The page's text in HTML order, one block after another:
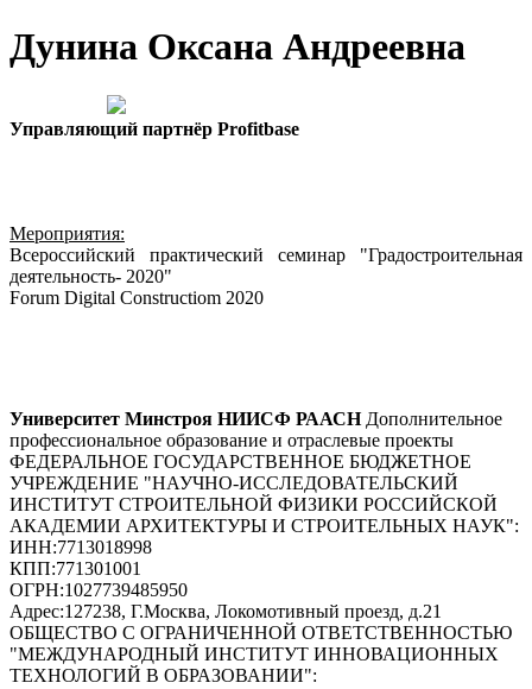
Дунина Оксана Андреевна
Управляющий партнёр Profitbase
Мероприятия:
Всероссийский практический семинар "Градостроительная
деятельность- 2020"
Forum Digital Constructiom 2020
Университет Минстроя НИИСФ РААСН Дополнительное
профессиональное образование и отраслевые проекты
ФЕДЕРАЛЬНОЕ ГОСУДАРСТВЕННОЕ БЮДЖЕТНОЕ
УЧРЕЖДЕНИЕ "НАУЧНО-ИССЛЕДОВАТЕЛЬСКИЙ
ИНСТИТУТ СТРОИТЕЛЬНОЙ ФИЗИКИ РОССИЙСКОЙ
АКАДЕМИИ АРХИТЕКТУРЫ И СТРОИТЕЛЬНЫХ НАУК":
ИНН:7713018998
КПП:771301001
ОГРН:1027739485950
Адрес:127238, Г.Москва, Локомотивный проезд, д.21
ОБЩЕСТВО С ОГРАНИЧЕННОЙ ОТВЕТСТВЕННОСТЬЮ
"МЕЖДУНАРОДНЫЙ ИНСТИТУТ ИННОВАЦИОННЫХ
ТЕХНОЛОГИЙ В ОБРАЗОВАНИИ":